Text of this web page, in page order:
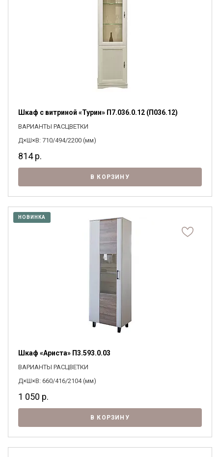
Шкаф с витриной «Турин» П7.036.0.12 (П036.12)
ВАРИАНТЫ РАСЦВЕТКИ
Д×Ш×В: 710/494/2200 (мм)
814р.
В КОРЗИНУ
НОВИНКА
Шкаф «Ариста» П3.593.0.03
ВАРИАНТЫ РАСЦВЕТКИ
Д×Ш×В: 660/416/2104 (мм)
1 050 р.
В КОРЗИНУ